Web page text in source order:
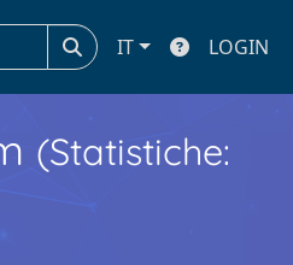
IT LOGIN
(Statistiche: